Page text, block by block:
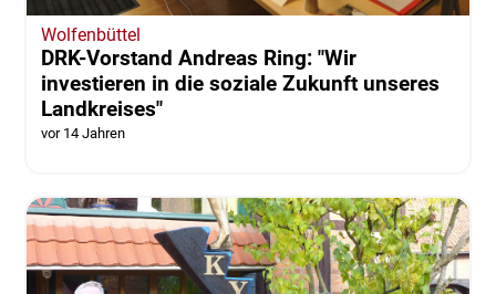
Wolfenbüttel
DRK-Vorstand Andreas Ring: "Wir
investieren in die soziale Zukunft unseres
Landkreises"
vor 14 Jahren